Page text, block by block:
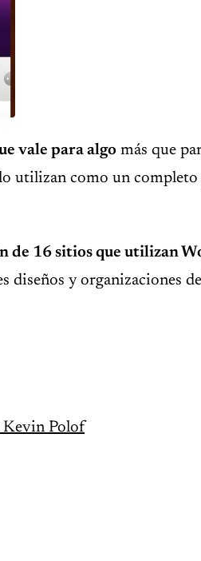
vale para algo más que
utilizan como un
de 16 sitios que utilizan
diseños y organizaciones
Kevin Polof